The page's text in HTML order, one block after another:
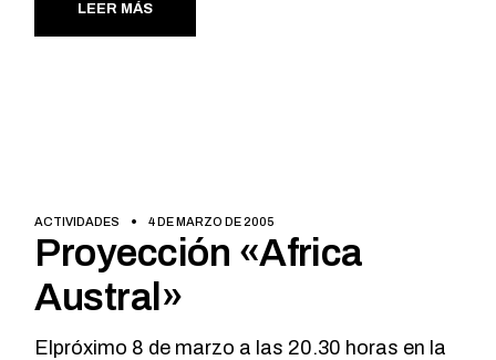
LEER MÁS
ACTIVIDADES 4 DE MARZO DE 2005
Proyección «Africa
Austral»
Elpróximo 8 de marzo a las 20.30 horas en la